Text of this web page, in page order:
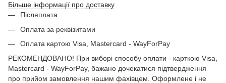
Більше інформації про доставку
Післяплата
Оплата за реквізитами
Оплата картою Visa, Mastercard - WayForPay
РЕКОМЕНДОВАНО! При виборі способу оплати - карткою Visa,
Mastercard - WayForPay, бажано дочекатися підтвердження
про прийом замовлення нашим фахівцем. Оформлене і не